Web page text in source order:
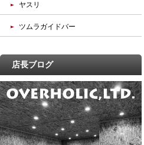
ヤスリ
ツムラガイドバー
店長ブログ